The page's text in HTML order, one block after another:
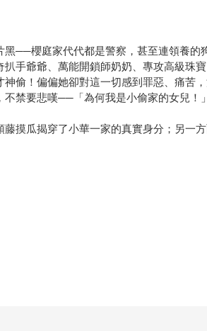
──櫻庭家代代都是警察，甚至連領養
手爺爺、萬能開鎖師奶奶、專攻高級珠
偷！偏偏她卻對這一切感到罪惡、痛苦
禁要悲嘆──「為何我是小偷家的女兒！」
摸瓜揭穿了小華一家的真實身分；另一